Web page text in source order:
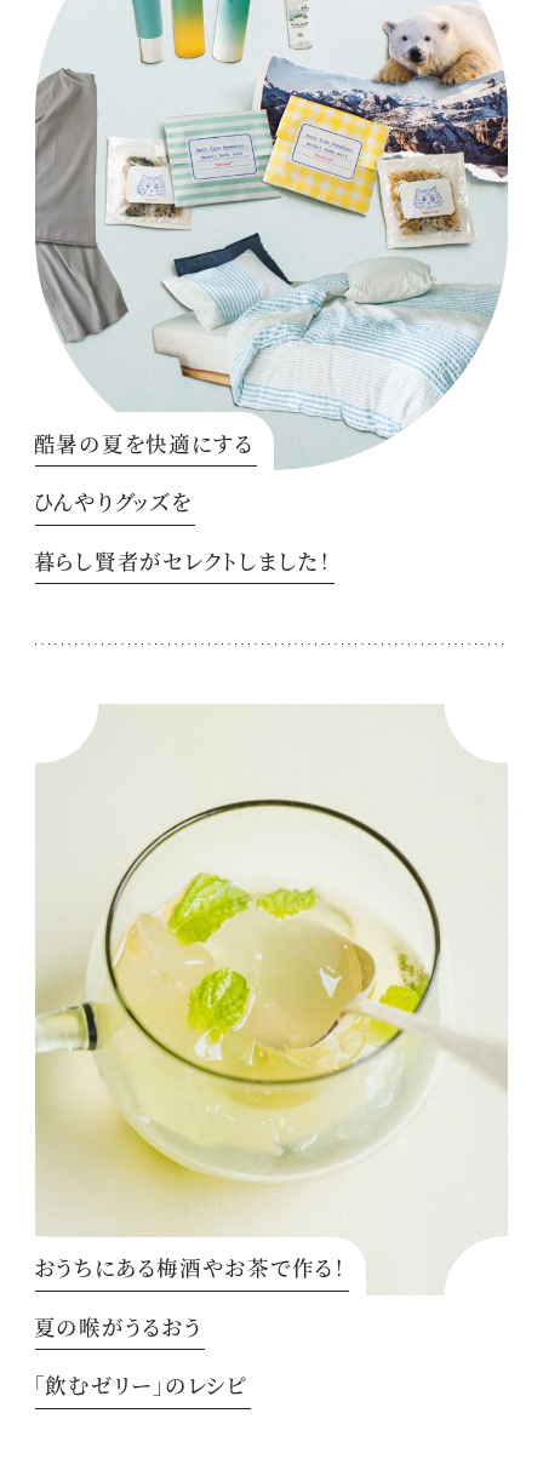
酷暑の夏を快適にする
ひんやりグッズを
暮らし賢者がセレクトしました！
おうちにある梅酒やお茶で作る！
夏の喉がうるおう
「飲むゼリー」のレシピ